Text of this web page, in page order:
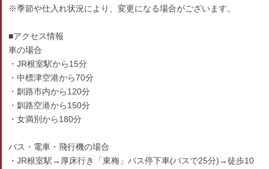
※季節や仕入れ状況により、変更になる場合がございます。
■アクセス情報
車の場合
・JR根室駅から15分
・中標津空港から70分
・釧路市内から120分
・釧路空港から150分
・女満別から180分
バス・電車・飛行機の場合
・JR根室駅→厚床行き「東梅」バス停下車(バスで25分)→徒歩10